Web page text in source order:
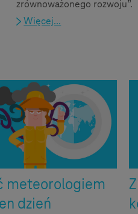
zrównoważonego rozwoju”.
Więcej...
meteorologiem
dzień